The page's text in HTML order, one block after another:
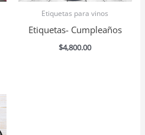
Etiquetas para vinos
Etiquetas- Cumpleaños
$4,800.00